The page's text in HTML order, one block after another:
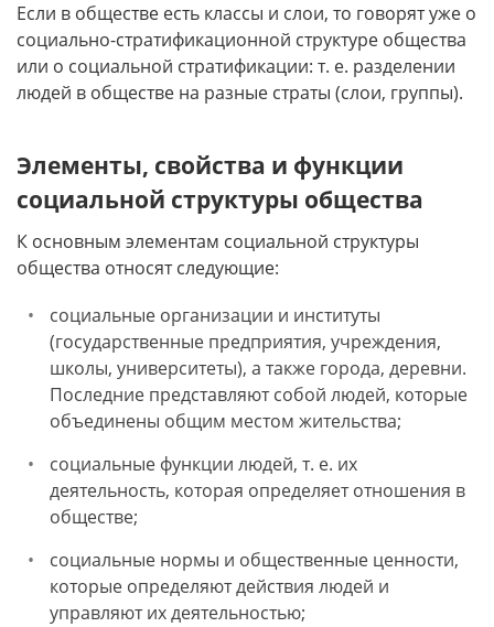
Если в обществе есть классы и слои, то говорят уже о
социально-стратификационной структуре общества
или о социальной стратификации: т. е. разделении
людей в обществе на разные страты (слои, группы).
Элементы, свойства и функции
социальной структуры общества
К основным элементам социальной структуры
общества относят следующие:
социальные организации и институты
(государственные предприятия, учреждения,
школы, университеты), а также города, деревни.
Последние представляют собой людей, которые
объединены общим местом жительства;
социальные функции людей, т. е. их
деятельность, которая определяет отношения в
обществе;
социальные нормы и общественные ценности,
которые определяют действия людей и
управляют их деятельностью;